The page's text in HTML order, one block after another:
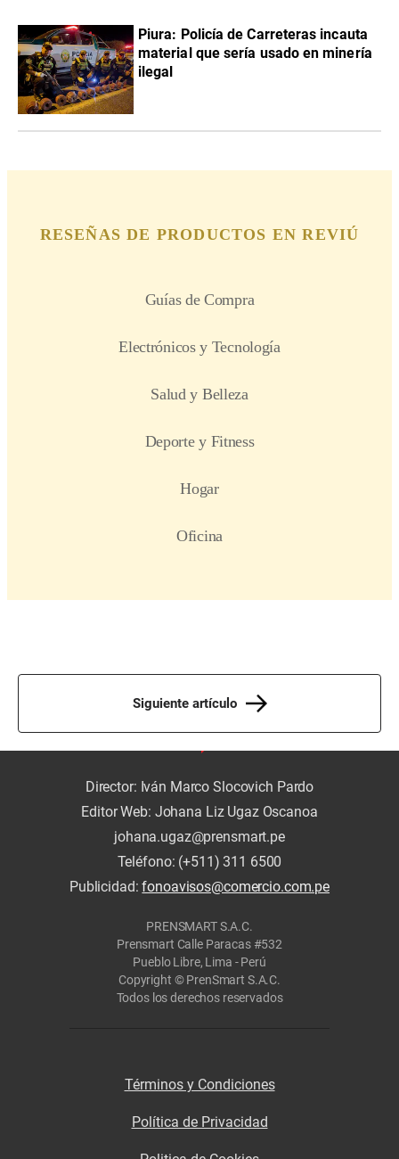
Piura: Policía de Carreteras incauta
material que sería usado en minería
ilegal
Siguiente artículo
Director: Iván Marco Slocovich Pardo
Editor Web: Johana Liz Ugaz Oscanoa
johana.ugaz@prensmart.pe
Teléfono: (+511) 311 6500
Publicidad:fonoavisos@comercio.com.pe
PRENSMART S.A.C.
Prensmart Calle Paracas #532
Pueblo Libre, Lima - Perú
Copyright © PrenSmart S.A.C.
Todos los derechos reservados
Términos y Condiciones
Política de Privacidad